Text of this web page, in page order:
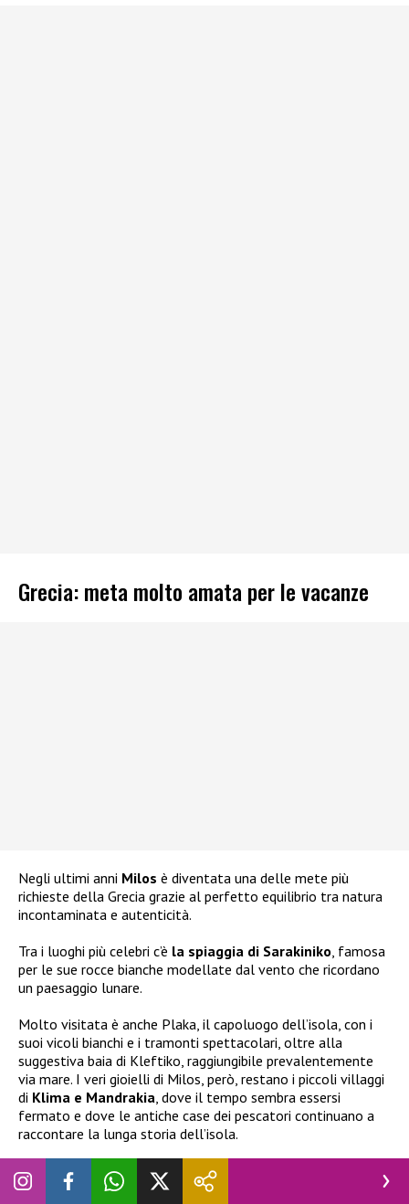
Grecia: meta molto amata per le vacanze
Negli ultimi anni Milos è diventata una delle mete più
richieste della Grecia grazie al perfetto equilibrio tra natura
incontaminata e autenticità.
Tra i luoghi più celebri c’è la spiaggia di Sarakiniko , famosa
per le sue rocce bianche modellate dal vento che ricordano
un paesaggio lunare.
Molto visitata è anche Plaka, il capoluogo dell’isola, con i
suoi vicoli bianchi e i tramonti spettacolari, oltre alla
suggestiva baia di Kleftiko, raggiungibile prevalentemente
via mare. I veri gioielli di Milos, però, restano i piccoli villaggi
di Klima e Mandrakia , dove il tempo sembra essersi
fermato e dove le antiche case dei pescatori continuano a
raccontare la lunga storia dell’isola.
Ilviaggio di Chiara Ferragni
è proseguito anche a Kimolos,
una piccola isola situata a meno di un chilometro da Milos